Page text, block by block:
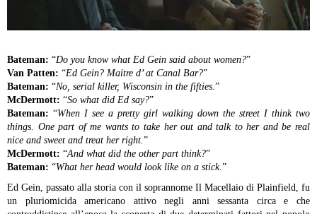
Bateman: “Do you know what Ed Gein said about women?”
Van Patten: “Ed Gein? Maitre d’ at Canal Bar?”
Bateman: “No, serial killer, Wisconsin in the fifties. ”
McDermott: “So what did Ed say?”
Bateman: “When I see a pretty girl walking down the street I think two
things. One part of me wants to take her out and talk to her and be real
nice and sweet and treat her right. ”
McDermott: “And what did the other part think?”
Bateman: “What her head would look like on a stick.”
Ed Gein, passato alla storia con il soprannome Il Macellaio di Plainfield, fu
un pluriomicida americano attivo negli anni sessanta circa e che